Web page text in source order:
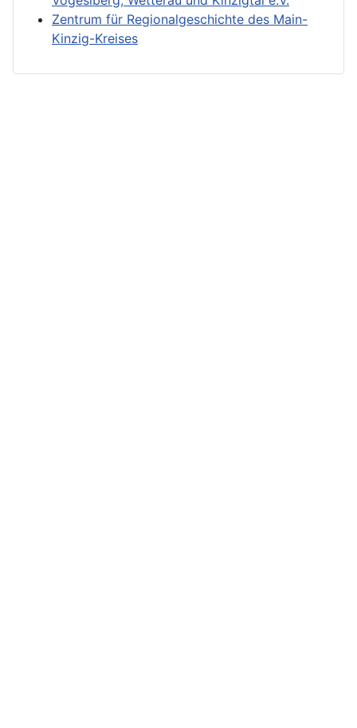
Zentrum für Regionalgeschichte des Main-
Kinzig-Kreises